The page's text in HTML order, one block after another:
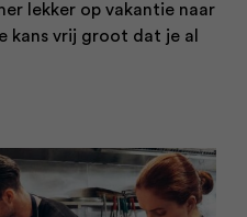
lekker op vakantie naar
kans vrij groot dat je al